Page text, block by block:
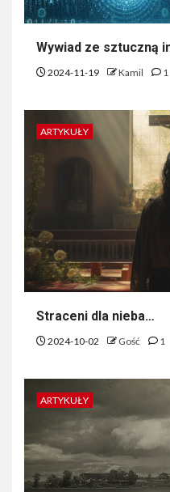
Wywiad ze sztuczną
2024-11-19 Kamil 1
ARTYKUŁY
Straceni dla nieba…
2024-10-02 Gość 1
ARTYKUŁY